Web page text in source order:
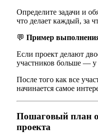
Определите задачи и
что делает каждый, за
💬 Пример
Если проект делают
участников больше — у
После того как все
начинается самое
Пошаговый план
проекта